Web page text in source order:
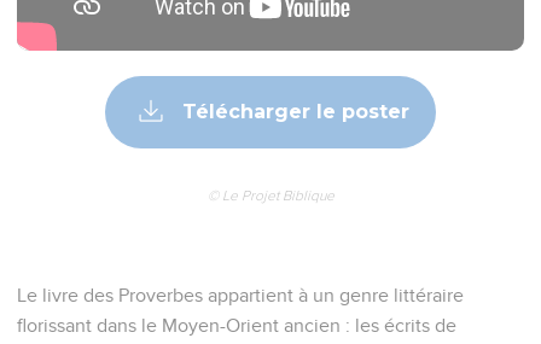
Télécharger le poster
© Le Projet Biblique
Le livre des Proverbes appartient à un genre littéraire
florissant dans le Moyen-Orient ancien : les écrits de